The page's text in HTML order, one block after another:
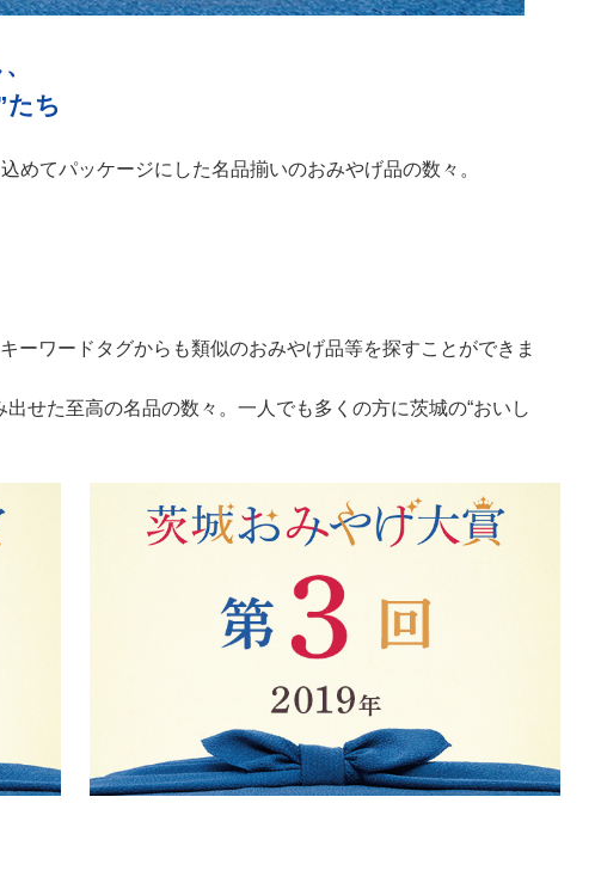
たち
めてパッケージにした名品揃いのおみやげ品の数々。
ーワードタグからも類似のおみやげ品等を探すことができま
せた至高の名品の数々。一人でも多くの方に茨城の“おいし